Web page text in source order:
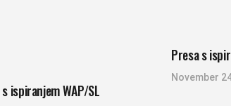
ispiranjem WAP/SL
Presa s
November